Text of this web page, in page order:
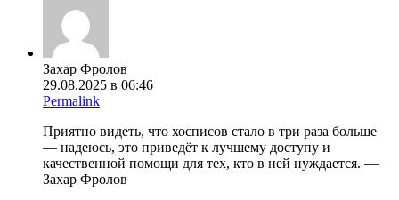
Захар Фролов
29.08.2025 в 06:46
Permalink
Приятно видеть, что хосписов стало в три раза больше
— надеюсь, это приведёт к лучшему доступу и
качественной помощи для тех, кто в ней нуждается. —
Захар Фролов